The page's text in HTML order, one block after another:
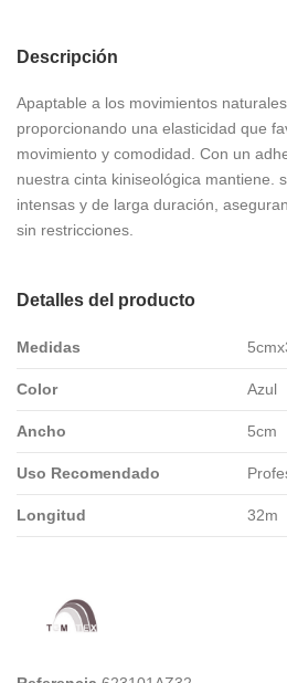
Descripción
Apaptable a los movimientos
proporcionando una elasticidad que
movimiento y comodidad. Con un
nuestra cinta kiniseológica mantiene.
intensas y de larga duración,
sin restricciones.
Detalles del producto
Medidas
Color Azul
Ancho 5cm
Uso Recomendado
Longitud 32m